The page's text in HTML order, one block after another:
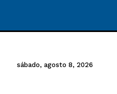
sábado, agosto 8, 2026